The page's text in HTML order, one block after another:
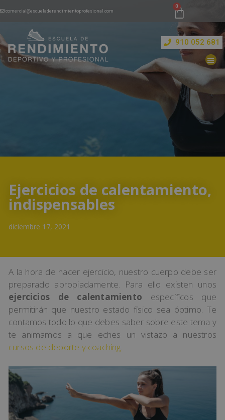
comercial@escueladerendimientoprofesional.com
910 052 681
Ejercicios de calentamiento,
indispensables
diciembre 17, 2021
A la hora de hacer ejercicio, nuestro cuerpo debe ser
preparado apropiadamente. Para ello existen unos
ejercicios de calentamiento específicos que
permitirán que nuestro estado físico sea óptimo. Te
contamos todo lo que debes saber sobre este tema y
te animamos a que eches un vistazo a nuestros
cursos de deporte y coaching.